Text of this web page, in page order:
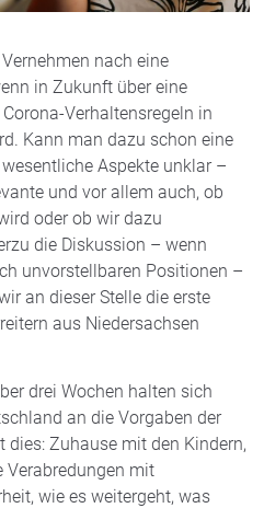
nach eine
in Zukunft über eine
Verhaltensregeln in
Kann man dazu schon eine
Aspekte unklar –
und vor allem auch, ob
oder ob wir dazu
die Diskussion – wenn
unvorstellbaren Positionen –
an dieser Stelle die erste
aus Niedersachsen
drei Wochen halten sich
an die Vorgaben der
dies: Zuhause mit den Kindern,
Verabredungen mit
wie es weitergeht, was